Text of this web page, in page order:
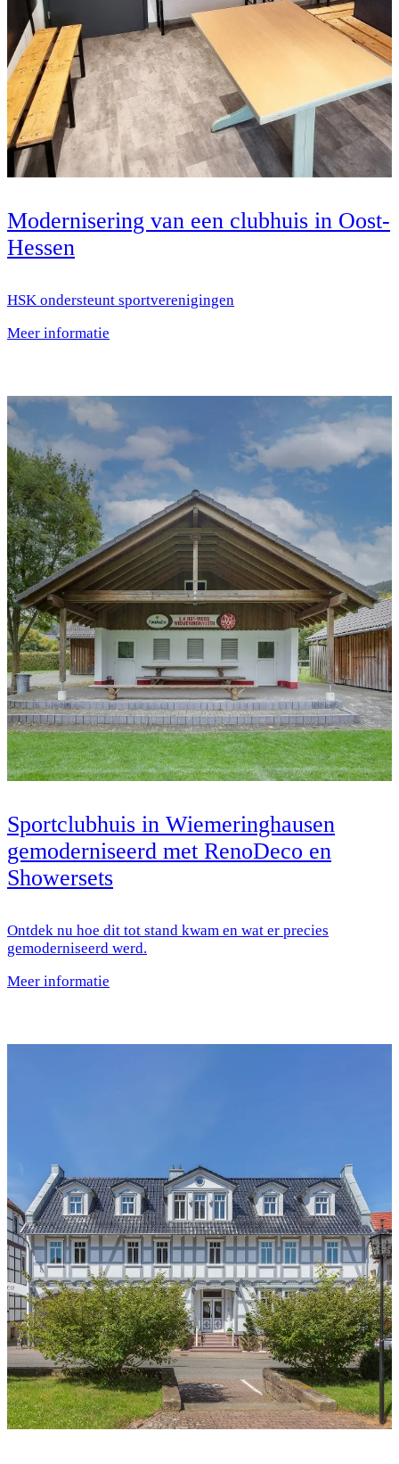
Modernisering van een clubhuis in Oost-
Hessen
HSK ondersteunt sportverenigingen
Meer informatie
Sportclubhuis in Wiemeringhausen
gemoderniseerd met RenoDeco en
Showersets
Ontdek nu hoe dit tot stand kwam en wat er precies
gemoderniseerd werd.
Meer informatie